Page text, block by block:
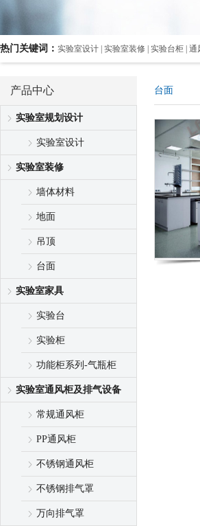
热门关键词： 实验室设计 | 实验室装修 | 实验台柜 |
产品中心
实验室规划设计
实验室设计
实验室装修
墙体材料
地面
吊顶
台面
实验室家具
实验台
实验柜
功能柜系列-气瓶柜
实验室通风柜及排气设备
常规通风柜
PP通风柜
不锈钢通风柜
不锈钢排气罩
万向排气罩
台面